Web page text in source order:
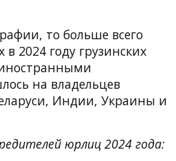
то больше всего
2024 году грузинских
на владельцев
Индии, Украины и
юрлиц 2024 года: